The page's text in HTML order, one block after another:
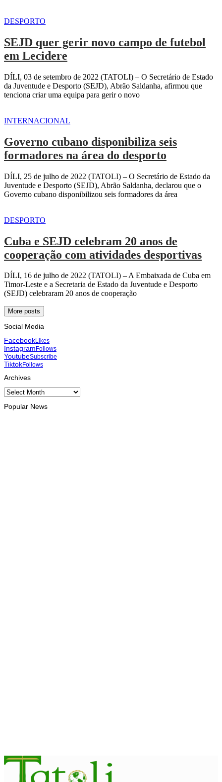
DESPORTO
SEJD quer gerir novo campo de futebol
em Lecidere
DÍLI, 03 de setembro de 2022 (TATOLI) – O Secretário de Estado
da Juventude e Desporto (SEJD), Abrão Saldanha, afirmou que
tenciona criar uma equipa para gerir o novo
INTERNACIONAL
Governo cubano disponibiliza seis
formadores na área do desporto
DÍLI, 25 de julho de 2022 (TATOLI) – O Secretário de Estado da
Juventude e Desporto (SEJD), Abrão Saldanha, declarou que o
Governo cubano disponibilizou seis formadores da área
DESPORTO
Cuba e SEJD celebram 20 anos de
cooperação com atividades desportivas
DÍLI, 16 de julho de 2022 (TATOLI) – A Embaixada de Cuba em
Timor-Leste e a Secretaria de Estado da Juventude e Desporto
(SEJD) celebraram 20 anos de cooperação
More posts
Social Media
FacebookLikes
InstagramFollows
YoutubeSubscribe
TiktokFollows
Archives
Archives
Popular News